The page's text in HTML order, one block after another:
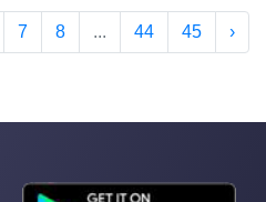
7 8 ... 44 45 ›